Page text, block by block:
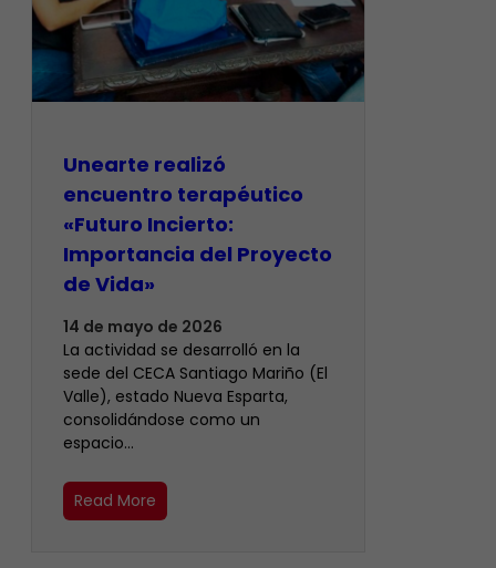
Unearte realizó
encuentro terapéutico
«Futuro Incierto:
Importancia del Proyecto
de Vida»
14 de mayo de 2026
La actividad se desarrolló en la
sede del CECA Santiago Mariño (El
Valle), estado Nueva Esparta,
consolidándose como un
espacio…
Read More